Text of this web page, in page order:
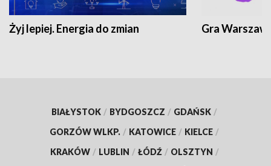
Żyj lepiej. Energia do zmian Gra
BIAŁYSTOK / BYDGOSZCZ / GDAŃSK /
GORZÓW WLKP. / KATOWICE / KIELCE /
KRAKÓW / LUBLIN / ŁÓDŹ / OLSZTYN /